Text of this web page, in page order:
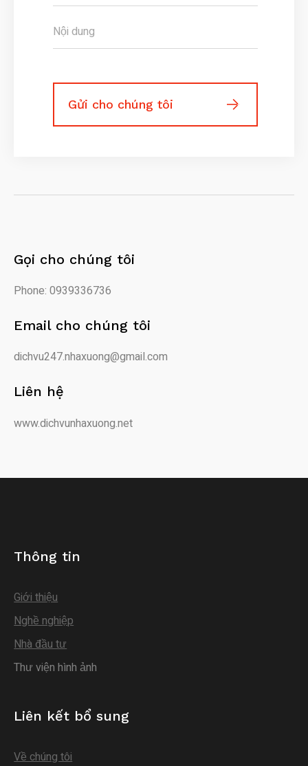
Gọi cho chúng tôi
Phone: 0939336736
Email cho chúng tôi
dichvu247.nhaxuong@gmail.com
Liên hệ
www.dichvunhaxuong.net
Thông tin
Giới thiệu
Nghề nghiệp
Nhà đầu tư
Thư viện hình ảnh
Liên kết bổ sung
Về chúng tôi